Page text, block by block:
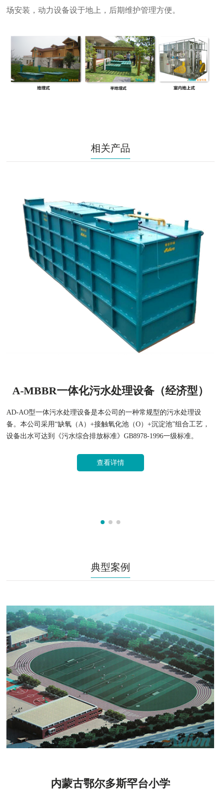
场安装，动力设备设于地上，后期维护管理方便。
相关产品
A-MBBR一体化污水处理设备（经济型）
AD-AO型一体污水处理设备是本公司的一种常规型的污水处理设
备。本公司采用“缺氧（A）+接触氧化池（O）+沉淀池”组合工艺，
设备出水可达到《污水综合排放标准》GB8978-1996一级标准。
查看详情
典型案例
内蒙古鄂尔多斯罕台小学